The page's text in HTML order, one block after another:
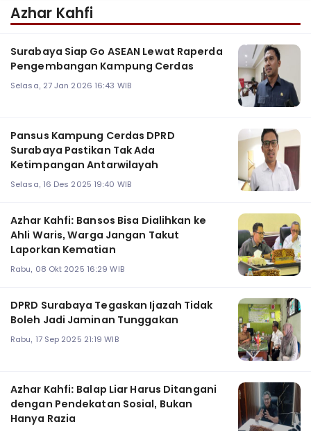
Azhar Kahfi
Surabaya Siap Go ASEAN Lewat Raperda
Pengembangan Kampung Cerdas ‎
Selasa, 27 Jan 2026 16:43 WIB
Pansus Kampung Cerdas DPRD
Surabaya Pastikan Tak Ada
Ketimpangan Antarwilayah
Selasa, 16 Des 2025 19:40 WIB
Azhar Kahfi: Bansos Bisa Dialihkan ke
Ahli Waris, Warga Jangan Takut
Laporkan Kematian
Rabu, 08 Okt 2025 16:29 WIB
DPRD Surabaya Tegaskan Ijazah Tidak
Boleh Jadi Jaminan Tunggakan
Rabu, 17 Sep 2025 21:19 WIB
Azhar Kahfi: Balap Liar Harus Ditangani
dengan Pendekatan Sosial, Bukan
Hanya Razia